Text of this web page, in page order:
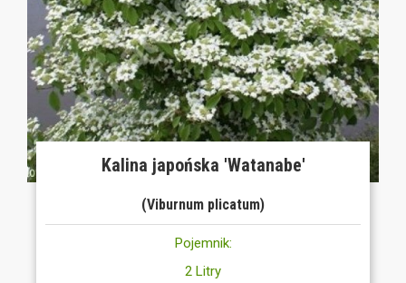
Kalina japońska 'Watanabe'
(Viburnum plicatum)
Pojemnik:
2 Litry